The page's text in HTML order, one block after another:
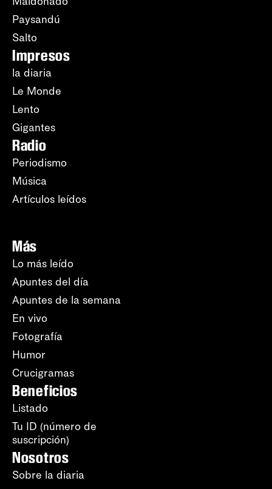
Paysandú
Salto
Impresos
la diaria
Le Monde
Lento
Gigantes
Radio
Periodismo
Música
Artículos leídos
Más
Lo más leído
Apuntes del día
Apuntes de la semana
En vivo
Fotografía
Humor
Crucigramas
Beneficios
Listado
Tu ID (número de
suscripción)
Nosotros
Sobre la diaria